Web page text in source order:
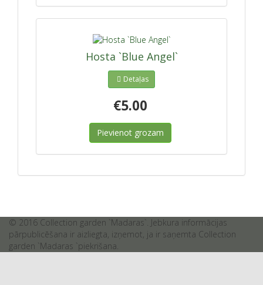
Hosta `Blue Angel`
Detaļas
€5.00
Pievienot grozam
© 2016 Collection garden `Madaras`. Jebkura informācijas
pārpublicēšana ir aizliegta, izņemot, ja ir saņemta Collection
garden `Madaras `piekrišana.